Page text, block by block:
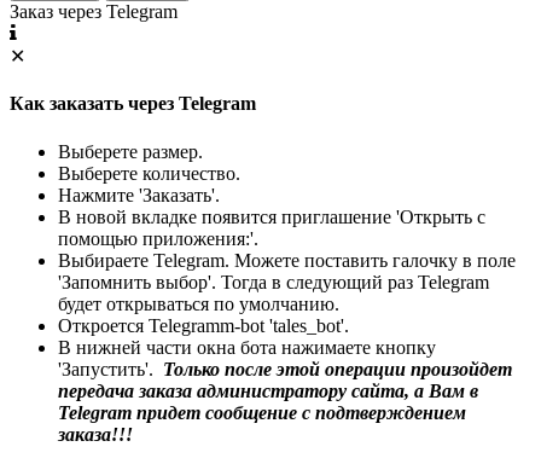
Заказ через Telegram
✕
Как заказать через Telegram
Выберете размер.
Выберете количество.
Нажмите 'Заказать'.
В новой вкладке появится приглашение 'Открыть с
помощью приложения:'.
Выбираете Telegram. Можете поставить галочку в поле
'Запомнить выбор'. Тогда в следующий раз Telegram
будет открываться по умолчанию.
Откроется Telegramm-bot 'tales_bot'.
В нижней части окна бота нажимаете кнопку
'Запустить'. Только после этой операции произойдет
передача заказа администратору сайта, а Вам в
Telegram придет сообщение с подтверждением
заказа!!!